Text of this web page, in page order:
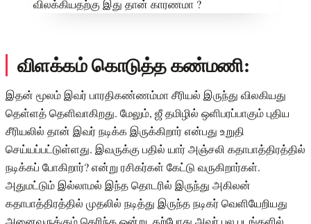
விளக்கம் கொடுத்த கண்மணி:
இதன் மூலம் இவர் பாரதிகண்ணம்மா சீரியல் இருந்து விலகியது
தெள்ளத் தெளிவாகிறது. மேலும், ஜீ தமிழில் ஒளிபரப்பாகும் புதிய
சீரியலில் தான் இவர் நடிக்க இருக்கிறார் என்பது உறுதி
செய்யப்பட்டுள்ளது. இவருக்கு பதில் யார் அஞ்சலி கதாபாத்திரத்தில்
நடிக்கப் போகிறார்? என்று ரசிகர்கள் கேட்டு வருகிறார்கள்.
அதுமட்டும் இல்லாமல் இந்த தொடரில் இருந்து அகிலன்
கதாபாத்திரத்தில் முதலில் நடித்து இருந்த நடிகர் வெளியேறியது
அனைவருக்கும் தெரிந்த ஒன்று. தற்போது அவர் பல படங்களில்